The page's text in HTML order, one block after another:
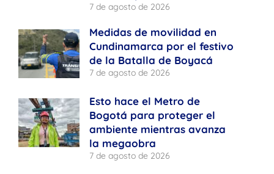
7 de agosto de 2026
Medidas de movilidad en
Cundinamarca por el festivo
de la Batalla de Boyacá
7 de agosto de 2026
Esto hace el Metro de
Bogotá para proteger el
ambiente mientras avanza
la megaobra
7 de agosto de 2026